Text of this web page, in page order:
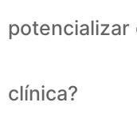
potencializar
clínica?